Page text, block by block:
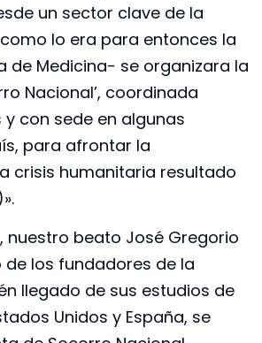
un sector clave de la
lo era para entonces la
de Medicina- se organizara la
Nacional’, coordinada
con sede en algunas
para afrontar la
crisis humanitaria resultado
nuestro beato José Gregorio
de los fundadores de la
llegado de sus estudios de
Unidos y España, se